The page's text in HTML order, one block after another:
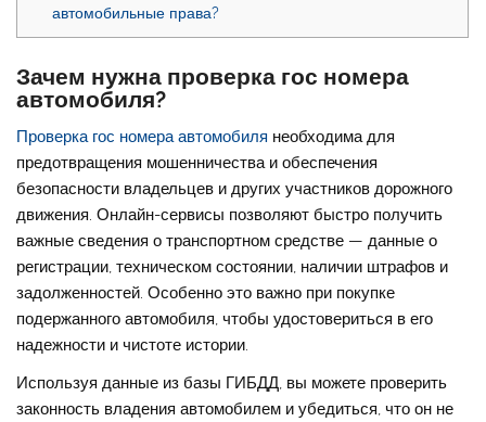
автомобильные права?
Зачем нужна проверка гос номера
автомобиля?
Проверка гос номера автомобиля необходима для
предотвращения мошенничества и обеспечения
безопасности владельцев и других участников дорожного
движения. Онлайн-сервисы позволяют быстро получить
важные сведения о транспортном средстве — данные о
регистрации, техническом состоянии, наличии штрафов и
задолженностей. Особенно это важно при покупке
подержанного автомобиля, чтобы удостовериться в его
надежности и чистоте истории.
Используя данные из базы ГИБДД, вы можете проверить
законность владения автомобилем и убедиться, что он не